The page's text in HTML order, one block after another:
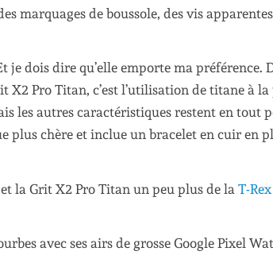
marquages de boussole, des vis
dois dire qu’elle emporte ma préférence.
Pro Titan, c’est l’utilisation de titane à la
les autres caractéristiques restent en tout
plus chère et inclue un bracelet en cuir en
et la Grit X2 Pro Titan un peu plus de la T-Rex
avec ses airs de grosse Google Pixel